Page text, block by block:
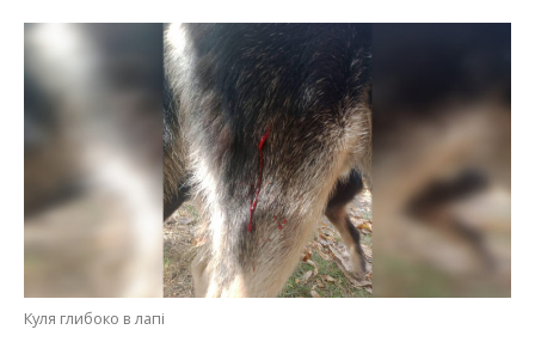
Куля глибоко в лапі